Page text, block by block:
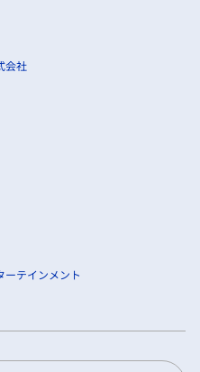
会社
ーテインメント